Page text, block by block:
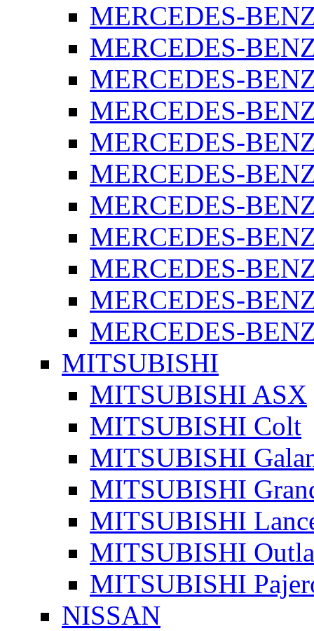
MERCEDES-
MERCEDES-
MERCEDES-
MERCEDES-
MERCEDES-
MERCEDES-
MERCEDES-
MERCEDES-
MERCEDES-
MERCEDES-
MERCEDES-
MITSUBISHI
MITSUBISHI ASX
MITSUBISHI Colt
MITSUBISHI
MITSUBISHI
MITSUBISHI
MITSUBISHI
MITSUBISHI
NISSAN